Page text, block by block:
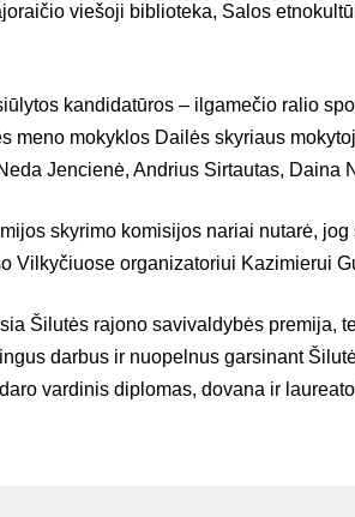
viešoji biblioteka, Salos
kandidatūros – ilgamečio ralio
meno mokyklos Dailės skyriaus
Jencienė, Andrius Sirtautas, Daina
skyrimo komisijos nariai nutarė, jog
Vilkyčiuose organizatoriui Kazimierui
Šilutės rajono savivaldybės premija,
darbus ir nuopelnus garsinant
vardinis diplomas, dovana ir